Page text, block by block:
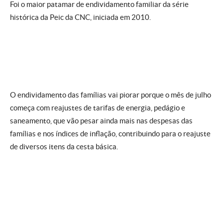
Foi o maior patamar de endividamento familiar da série
histórica da Peic da CNC, iniciada em 2010.
O endividamento das famílias vai piorar porque o mês de julho
começa com reajustes de tarifas de energia, pedágio e
saneamento, que vão pesar ainda mais nas despesas das
famílias e nos índices de inflação, contribuindo para o reajuste
de diversos itens da cesta básica.